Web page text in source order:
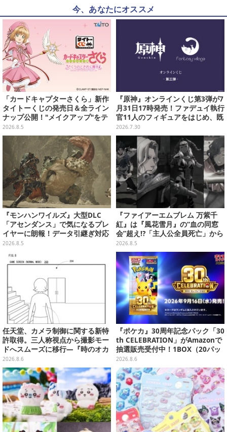
今、あなたにオススメ
「カードキャプターさくら」新作
タイトーくじの発売日＆全ライン
ナップ公開！"メイクアップ"をテ
ーマに、日常でも使いたくなるア
イテムがズラリ
2026.8.5
『原神』オンラインくじ第3弾が7
月31日17時発売！ファデュイ執行
官11人のフィギュアをはじめ、既
存人気グッズがお得に当たる
2026.7.30
『モンハンワイルズ』大型DLC
「アセンダンス」で気になるプレ
イヤーに朗報！データ引継ぎ対応
の「序盤体験版」が本日8月5日配
信
2026.8.5
『ファイアーエムブレム 万紫千
紅』は『風花雪月』の“血の同窓
会”超え!?「主人公全員死亡」から
始まる物語は、様々なシリーズ作
を想起させる
2026.8.5
任天堂、カメラ制御に関する新特
許取得。三人称視点から撮影モー
ドへスムーズに移行―『時のオカ
リナ』リメイク版との関連を推測
する声も
2026.8.6
『ポケカ』30周年記念パック「30
th CELEBRATION」がAmazonで
抽選販売受付中！1BOX（20パッ
ク入り）
2026.8.6